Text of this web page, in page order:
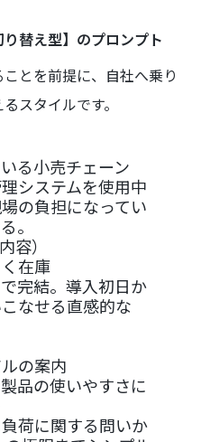
替え型】のプロンプト
とを前提に、自社へ乗り
スタイルです。
る小売チェーン
システムを使用中
の負担になってい
。
容）
在庫
完結。導入初日か
なせる直感的な
の案内
品の使いやすさに
荷に関する問いか